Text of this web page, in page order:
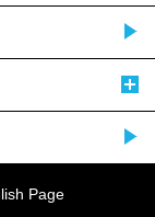
Page